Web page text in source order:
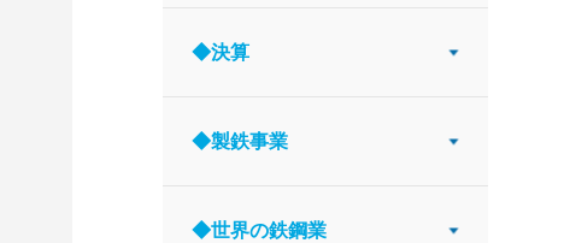
◆決算
◆製鉄事業
◆世界の鉄鋼業